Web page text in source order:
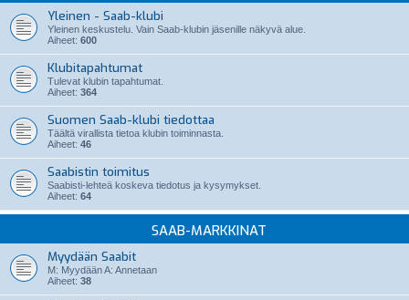
Yleinen - Saab-klubi
Yleinen keskustelu. Vain Saab-klubin jäsenille näkyvä alue.
Aiheet: 600
Klubitapahtumat
Tulevat klubin tapahtumat.
Aiheet: 364
Suomen Saab-klubi tiedottaa
Täältä virallista tietoa klubin toiminnasta.
Aiheet: 46
Saabistin toimitus
Saabisti-lehteä koskeva tiedotus ja kysymykset.
Aiheet: 64
SAAB-MARKKINAT
Myydään Saabit
M: Myydään A: Annetaan
Aiheet: 38